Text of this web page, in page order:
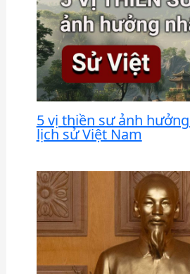
5 vị thiền sư ảnh
lịch sử Việt Nam